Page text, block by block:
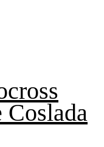
Coslada